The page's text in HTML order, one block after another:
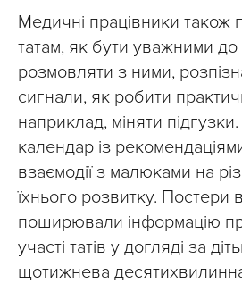
Медичні працівники також
татам, як бути уважними
розмовляти з ними,
сигнали, як робити
наприклад, міняти
календар із
взаємодії з малюками на
їхнього розвитку. Постери
поширювали інформацію
участі татів у догляді за
щотижнева